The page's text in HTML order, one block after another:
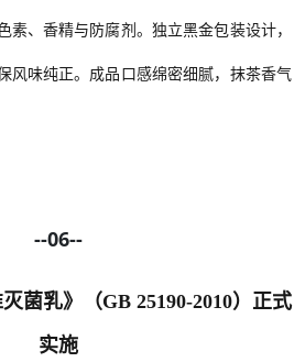
素、香精与防腐剂。独立黑金包装设计，
风味纯正。成品口感绵密细腻，抹茶香气
--06--
灭菌乳》（GB 25190-2010）正式
实施